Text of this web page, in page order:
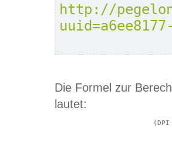
http://
Die Formel zur
lautet: